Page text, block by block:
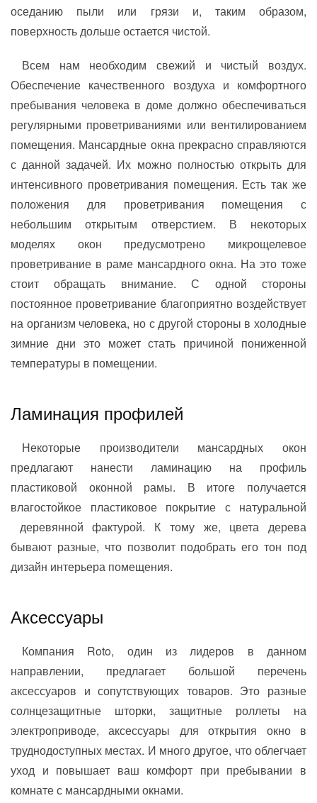
оседанию пыли или грязи и, таким образом,
поверхность дольше остается чистой.
Всем нам необходим свежий и чистый воздух.
Обеспечение качественного воздуха и комфортного
пребывания человека в доме должно обеспечиваться
регулярными проветриваниями или вентилированием
помещения. Мансардные окна прекрасно справляются
с данной задачей. Их можно полностью открыть для
интенсивного проветривания помещения. Есть так же
положения для проветривания помещения с
небольшим открытым отверстием. В некоторых
моделях окон предусмотрено микрощелевое
проветривание в раме мансардного окна. На это тоже
стоит обращать внимание. С одной стороны
постоянное проветривание благоприятно воздействует
на организм человека, но с другой стороны в холодные
зимние дни это может стать причиной пониженной
температуры в помещении.
Ламинация профилей
Некоторые производители мансардных окон
предлагают нанести ламинацию на профиль
пластиковой оконной рамы. В итоге получается
влагостойкое пластиковое покрытие с натуральной
деревянной фактурой. К тому же, цвета дерева
бывают разные, что позволит подобрать его тон под
дизайн интерьера помещения.
Аксессуары
Компания Roto, один из лидеров в данном
направлении, предлагает большой перечень
аксессуаров и сопутствующих товаров. Это разные
солнцезащитные шторки, защитные роллеты на
электроприводе, аксессуары для открытия окно в
труднодоступных местах. И много другое, что облегчает
уход и повышает ваш комфорт при пребывании в
комнате с мансардными окнами.